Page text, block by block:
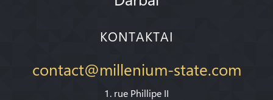
KONTAKTAI
contact@millenium-state.com
1. rue Phillipe II